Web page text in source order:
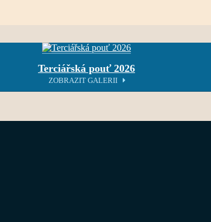
Terciářská pouť 2026
ZOBRAZIT GALERII